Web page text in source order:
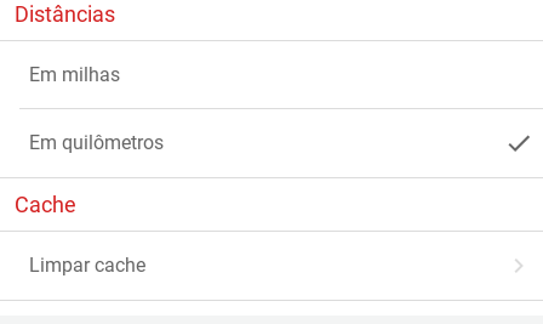
Distâncias
Em milhas
Em quilômetros
Cache
Limpar cache